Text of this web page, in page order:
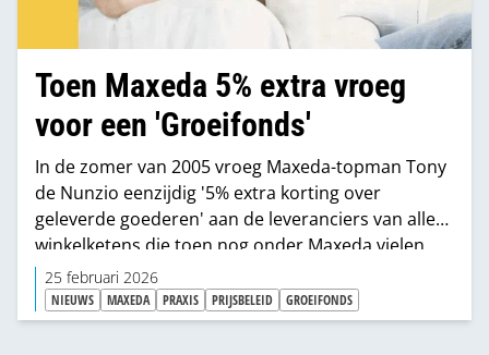
Toen Maxeda 5% extra vroeg
voor een 'Groeifonds'
In de zomer van 2005 vroeg Maxeda-topman Tony
de Nunzio eenzijdig '5% extra korting over
geleverde goederen' aan de leveranciers van alle
winkelketens die toen nog onder Maxeda vielen.
Praxis was er daar een van. Het jaar daarvoor had
Maxeda ook al 3% extra geëist.
25 februari 2026
NIEUWS MAXEDA PRAXIS PRIJSBELEID GROEIFONDS